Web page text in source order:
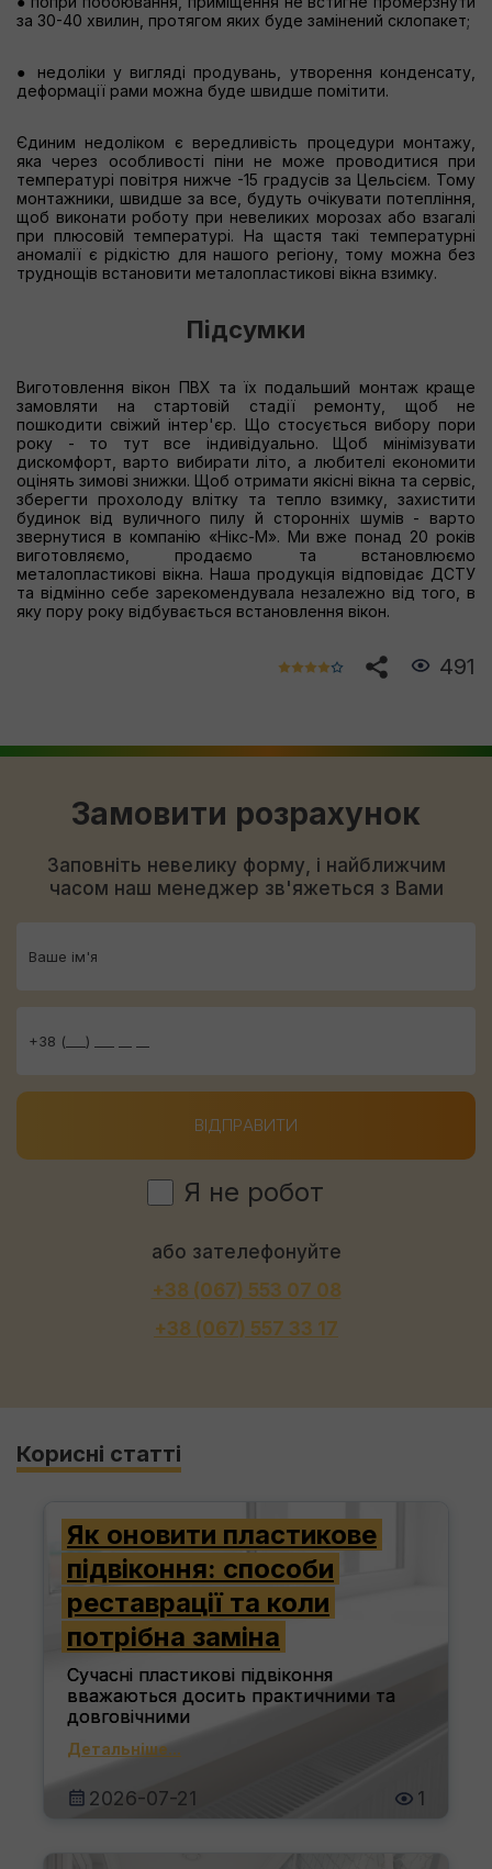
за 30-40 хвилин, протягом яких буде замінений склопакет;
● недоліки у вигляді продувань, утворення конденсату,
деформації рами можна буде швидше помітити.
Єдиним недоліком є вередливість процедури монтажу,
яка через особливості піни не може проводитися при
температурі повітря нижче -15 градусів за Цельсієм. Тому
монтажники, швидше за все, будуть очікувати потепління,
щоб виконати роботу при невеликих морозах або взагалі
при плюсовій температурі. На щастя такі температурні
аномалії є рідкістю для нашого регіону, тому можна без
труднощів встановити металопластикові вікна взимку.
Підсумки
Виготовлення вікон ПВХ та їх подальший монтаж краще
замовляти на стартовій стадії ремонту, щоб не
пошкодити свіжий інтер'єр. Що стосується вибору пори
року - то тут все індивідуально. Щоб мінімізувати
дискомфорт, варто вибирати літо, а любителі економити
оцінять зимові знижки. Щоб отримати якісні вікна та сервіс,
зберегти прохолоду влітку та тепло взимку, захистити
будинок від вуличного пилу й сторонніх шумів - варто
звернутися в компанію «Нікс-М». Ми вже понад 20 років
виготовляємо, продаємо та встановлюємо
металопластикові вікна. Наша продукція відповідає ДСТУ
та відмінно себе зарекомендувала незалежно від того, в
яку пору року відбувається встановлення вікон.
491
Замовити розрахунок
Заповніть невелику форму, і найближчим
часом наш менеджер зв'яжеться з Вами
ВІДПРАВИТИ
Я не робот
або зателефонуйте
+38 (067) 553 07 08
+38 (067) 557 33 17
Корисні статті
Як оновити пластикове
підвіконня: способи
реставрації та коли
потрібна заміна
Сучасні пластикові підвіконня
вважаються досить практичними та
довговічними
Детальніше...
2026-07-21 1